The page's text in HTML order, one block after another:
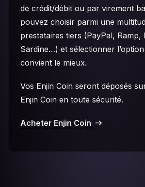
de crédit/débit ou par virement
pouvez choisir parmi une
prestataires tiers (PayPal, Ramp,
Sardine…) et sélectionner
convient le mieux.
Vos Enjin Coin seront déposés
Enjin Coin en toute sécurité.
Acheter Enjin Coin